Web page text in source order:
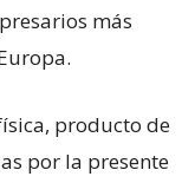
más
producto de
por la presente